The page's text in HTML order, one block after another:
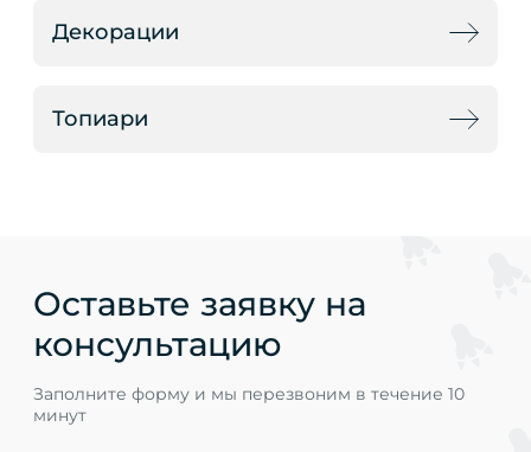
Декорации
Топиари
Оставьте заявку на
консультацию
Заполните форму и мы перезвоним в течение 10
минут